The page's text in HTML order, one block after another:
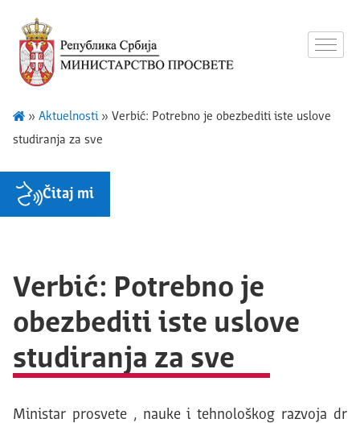
» Aktuelnosti» Verbić: Potrebno je obezbediti iste uslove
studiranja za sve
Čitaj mi
Verbić: Potrebno je
obezbediti iste uslove
studiranja za sve
Ministar prosvete , nauke i tehnološkog razvoja dr